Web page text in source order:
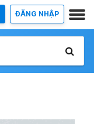
ĐĂNG NHẬP